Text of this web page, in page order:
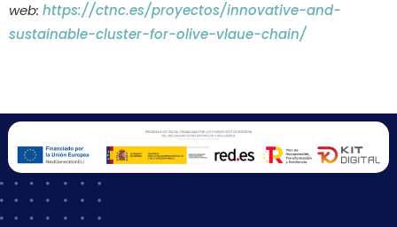
web: https://ctnc.es/proyectos/innovative-and-
sustainable-cluster-for-olive-vlaue-chain/